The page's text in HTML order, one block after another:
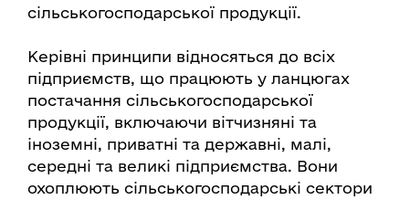
сільськогосподарської продукції.
Керівні принципи відносяться до всіх
підприємств, що працюють у ланцюгах
постачання сільськогосподарської
продукції, включаючи вітчизняні та
іноземні, приватні та державні, малі,
середні та великі підприємства. Вони
охоплюють сільськогосподарські сектори